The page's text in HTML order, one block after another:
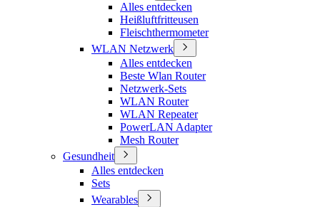
Alles entdecken
Heißluftfritteusen
Fleischthermometer
WLAN Netzwerk
Alles entdecken
Beste Wlan Router
Netzwerk-Sets
WLAN Router
WLAN Repeater
PowerLAN Adapter
Mesh Router
Gesundheit
Alles entdecken
Sets
Wearables